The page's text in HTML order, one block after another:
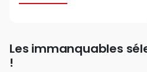
Les immanquables
!